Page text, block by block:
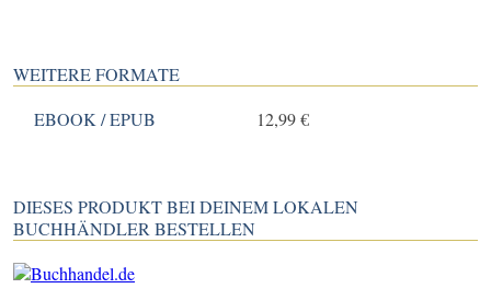
WEITERE FORMATE
EBOOK / EPUB
12,99 €
DIESES PRODUKT BEI DEINEM LOKALEN
BUCHHÄNDLER BESTELLEN